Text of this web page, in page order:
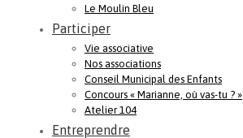
Le Moulin Bleu
Participer
Vie associative
Nos associations
Conseil Municipal des Enfants
Concours « Marianne, où vas-tu ? »
Atelier 104
Entreprendre